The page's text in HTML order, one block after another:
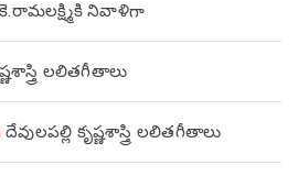
కె.రామలక్ష్మికి నివాళిగా
లలితగీతాలు
దేవులపల్లి కృష్ణశాస్త్రి లలితగీతాలు